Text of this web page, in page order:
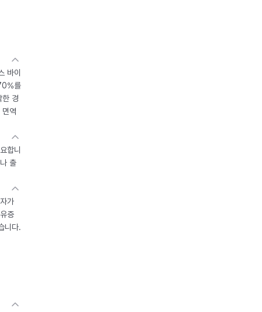
바이
를
한 경
역
합니
출
가
증
니다.